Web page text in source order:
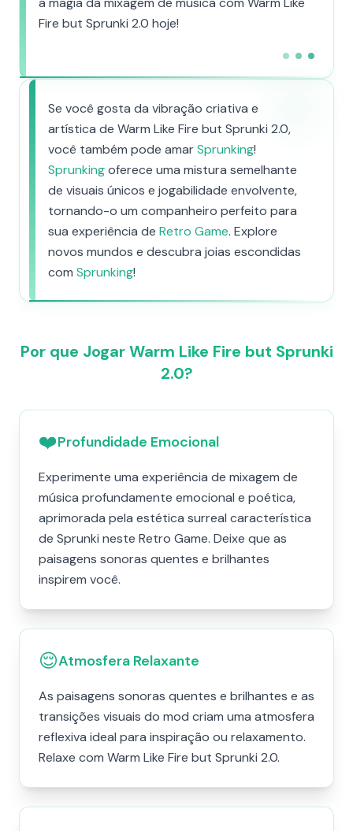
Fire but Sprunki 2.0 hoje!
Se você gosta da vibração criativa e
artística de Warm Like Fire but Sprunki 2.0,
você também pode amarSprunking!
Sprunkingoferece uma mistura semelhante
de visuais únicos e jogabilidade envolvente,
tornando-o um companheiro perfeito para
sua experiência de Retro Game. Explore
novos mundos e descubra joias escondidas
com Sprunking!
Por que Jogar Warm Like Fire but Sprunki
2.0?
❤️Profundidade Emocional
Experimente uma experiência de mixagem de
música profundamente emocional e poética,
aprimorada pela estética surreal característica
de Sprunki neste Retro Game. Deixe que as
paisagens sonoras quentes e brilhantes
inspirem você.
😌Atmosfera Relaxante
As paisagens sonoras quentes e brilhantes e as
transições visuais do mod criam uma atmosfera
reflexiva ideal para inspiração ou relaxamento.
Relaxe com Warm Like Fire but Sprunki 2.0.